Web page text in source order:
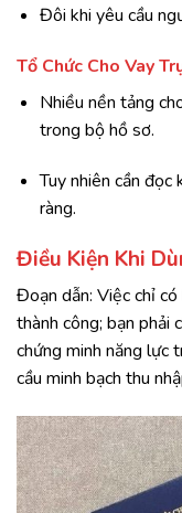
Đôi khi yêu cầu
Tổ Chức Cho Vay
Nhiều nền tảng
trong bộ hồ sơ.
Tuy nhiên cần đọc
ràng.
Điều Kiện Khi
Đoạn dẫn: Việc chỉ
thành công; bạn phải
chứng minh năng lực
cầu minh bạch thu